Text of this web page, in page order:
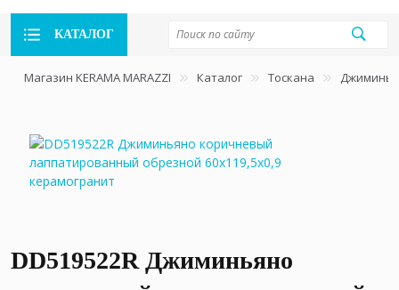
КАТАЛОГ
Магазин KERAMA MARAZZI Каталог Тоскана
DD519522R Джиминьяно